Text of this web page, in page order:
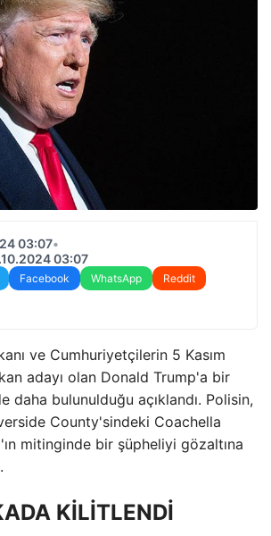
03:07•
03:07
Facebook WhatsApp
Reddit
ve Cumhuriyetçilerin 5 Kasım
adayı olan Donald Trump'a bir
daha bulunulduğu açıklandı. Polisin,
County'sindeki Coachella
mitinginde bir şüpheliyi gözaltına
KİLİTLENDİ